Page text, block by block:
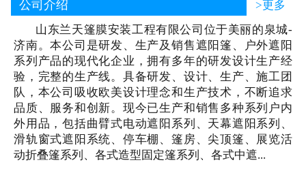
公司介绍
>更多
山东兰天篷膜安装工程有限公司位于美丽的泉城-
济南。本公司是研发、生产及销售遮阳篷、户外遮阳
系列产品的现代化企业，拥有多年的研发设计生产经
验，完整的生产线。具备研发、设计、生产、施工团
队，本公司吸收欧美设计理念和生产技术，不断追求
品质、服务和创新。现今已生产和销售多种系列户内
外用品，包括曲臂式电动遮阳系列、天幕遮阳系列、
滑轨窗式遮阳系统、停车棚、篷房、尖顶篷、展览活
动折叠篷系列、各式造型固定篷系列、各式中遮...